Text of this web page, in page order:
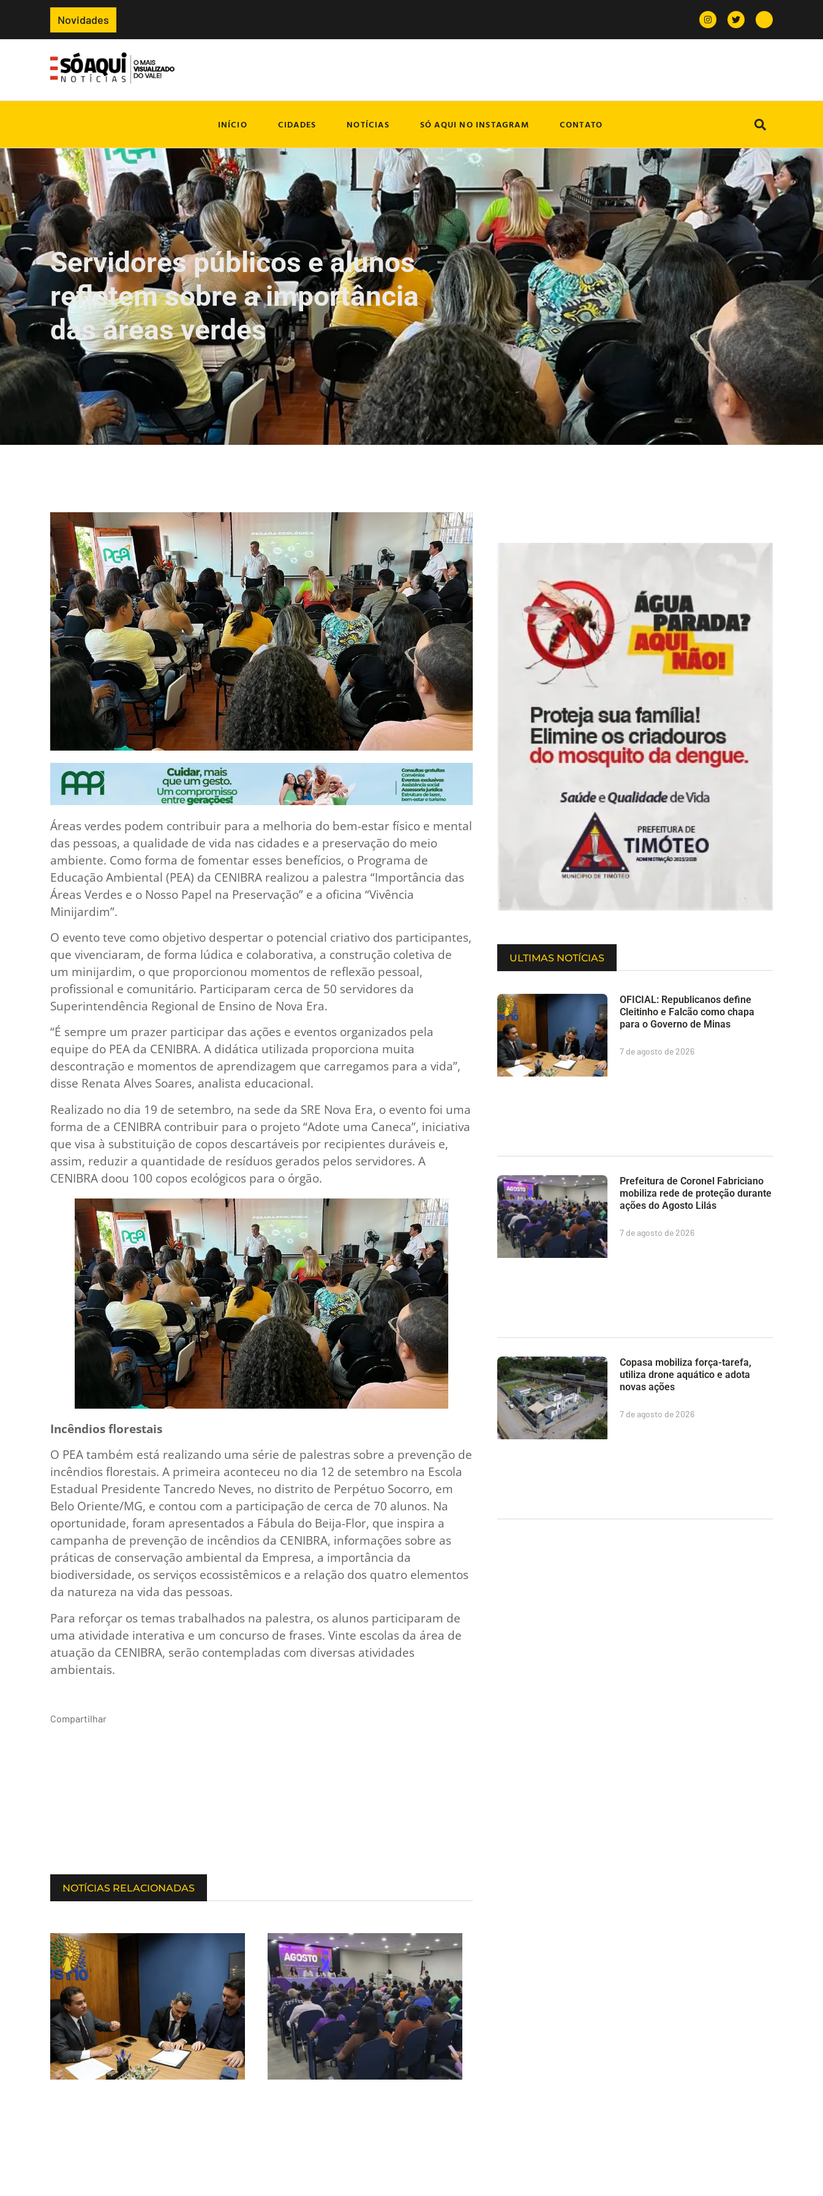
Novidades
INÍCIO CIDADES NOTÍCIAS SÓ AQUI NO INSTAGRAM CONTATO
Servidores públicos e alunos
refletem sobre a importância
das áreas verdes
Áreas verdes podem contribuir para a melhoria do bem-estar físico e mental
das pessoas, a qualidade de vida nas cidades e a preservação do meio
ambiente. Como forma de fomentar esses benefícios, o Programa de
Educação Ambiental (PEA) da CENIBRA realizou a palestra “Importância das
Áreas Verdes e o Nosso Papel na Preservação” e a oficina “Vivência
Minijardim”.
O evento teve como objetivo despertar o potencial criativo dos participantes,
que vivenciaram, de forma lúdica e colaborativa, a construção coletiva de
um minijardim, o que proporcionou momentos de reflexão pessoal,
profissional e comunitário. Participaram cerca de 50 servidores da
Superintendência Regional de Ensino de Nova Era.
“É sempre um prazer participar das ações e eventos organizados pela
equipe do PEA da CENIBRA. A didática utilizada proporciona muita
descontração e momentos de aprendizagem que carregamos para a vida”,
disse Renata Alves Soares, analista educacional.
Realizado no dia 19 de setembro, na sede da SRE Nova Era, o evento foi uma
forma de a CENIBRA contribuir para o projeto “Adote uma Caneca”, iniciativa
que visa à substituição de copos descartáveis por recipientes duráveis e,
assim, reduzir a quantidade de resíduos gerados pelos servidores. A
CENIBRA doou 100 copos ecológicos para o órgão.
Incêndios florestais
O PEA também está realizando uma série de palestras sobre a prevenção de
incêndios florestais. A primeira aconteceu no dia 12 de setembro na Escola
Estadual Presidente Tancredo Neves, no distrito de Perpétuo Socorro, em
Belo Oriente/MG, e contou com a participação de cerca de 70 alunos. Na
oportunidade, foram apresentados a Fábula do Beija-Flor, que inspira a
campanha de prevenção de incêndios da CENIBRA, informações sobre as
práticas de conservação ambiental da Empresa, a importância da
biodiversidade, os serviços ecossistêmicos e a relação dos quatro elementos
da natureza na vida das pessoas.
Para reforçar os temas trabalhados na palestra, os alunos participaram de
uma atividade interativa e um concurso de frases. Vinte escolas da área de
atuação da CENIBRA, serão contempladas com diversas atividades
ambientais.
Compartilhar
NOTÍCIAS RELACIONADAS
ULTIMAS NOTÍCIAS
OFICIAL: Republicanos define
Cleitinho e Falcão como chapa
para o Governo de Minas
7 de agosto de 2026
Prefeitura de Coronel Fabriciano
mobiliza rede de proteção durante
ações do Agosto Lilás
7 de agosto de 2026
Copasa mobiliza força-tarefa,
utiliza drone aquático e adota
novas ações
7 de agosto de 2026